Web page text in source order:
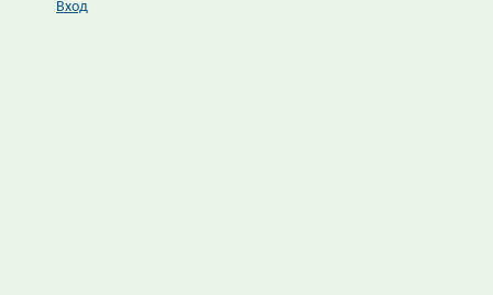
Вход